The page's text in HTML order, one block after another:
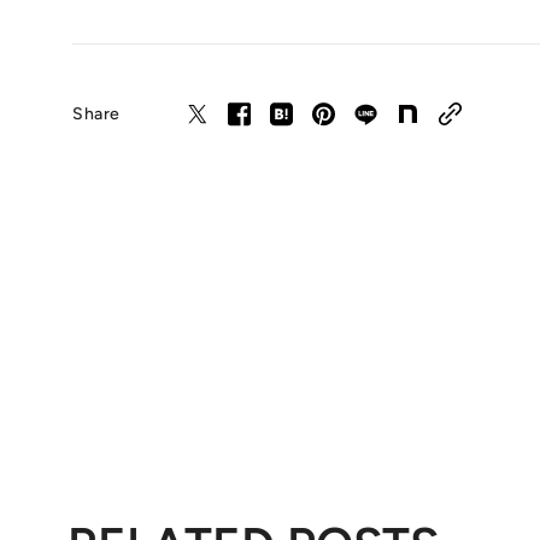
Share